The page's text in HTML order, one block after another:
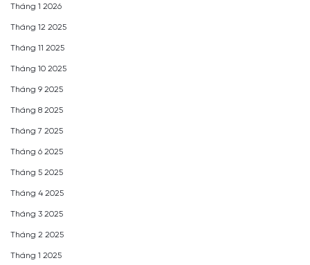
Tháng 1 2026
Tháng 12 2025
Tháng 11 2025
Tháng 10 2025
Tháng 9 2025
Tháng 8 2025
Tháng 7 2025
Tháng 6 2025
Tháng 5 2025
Tháng 4 2025
Tháng 3 2025
Tháng 2 2025
Tháng 1 2025